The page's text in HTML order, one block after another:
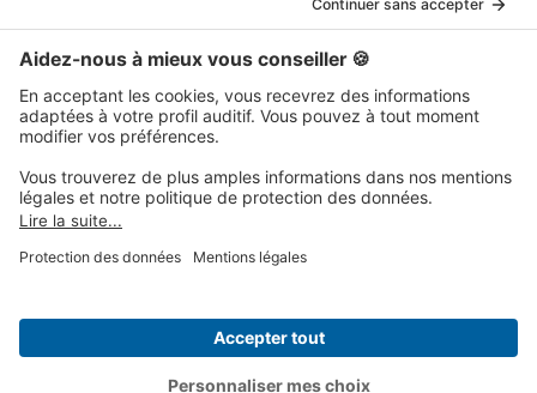
Puis-je essayer les aides
auditives Oticon ?